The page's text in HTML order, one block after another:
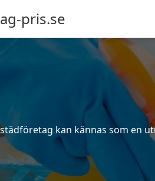
pris.se
kan kännas som en